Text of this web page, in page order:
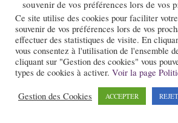
16
AOÛ
Hot Club de Boukravie
Valence
16
souvenir de vos préférences lors de vos
Ce site utilise des cookies pour faciliter
souvenir de vos préférences lors de vos
effectuer des statistiques de visite. En
vous consentez à l'utilisation de l'ensemble
cliquant sur "Gestion des cookies" vous
types de cookies à activer. Voir la page
Gestion des Cookies ACCEPTER